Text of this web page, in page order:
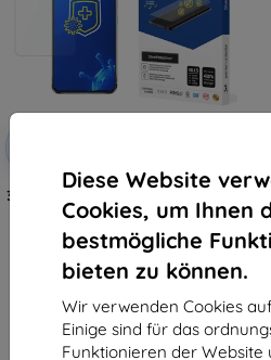
Diese Website
Cookies, um Ihnen
bestmögliche
bieten zu können.
Wir verwenden Cookies
Einige sind für das
Funktionieren der Website
3MK Silver Protect + Asus Zenfon
8 Flip 5G nass montierbare
antimikrobielle Folie
€ 11,90
€ 10,72
Auf Lager > 5 Stk.